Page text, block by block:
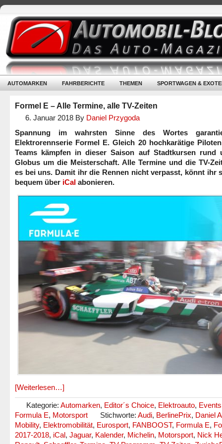
AUTOMARKEN FAHRBERICHTE THEMEN SPORTWAGEN &
Formel E – Alle Termine, alle TV-Zeiten
6. Januar 2018 By Daniel Przygoda
Spannung im wahrsten Sinne des Wortes
Elektrorennserie Formel E. Gleich 20 hochkarätige
Teams kämpfen in dieser Saison auf Stadtkursen rund
Globus um die Meisterschaft. Alle Termine und die TV-
es bei uns. Damit ihr die Rennen nicht verpasst, könnt ihr
bequem über iCal abonieren.
[Weiterlesen…]
Kategorie: Automarken, Editor´s Choice, Elektroauto, Events
Formula E, Motorsport Stichworte: Audi, BerlinePrix, Daniel
Mobility, Elektromobilität, Eurosport, FANBOOST, Formula E,
2017-2018, iCal, Jaguar, Kalender, Michelin, Motorsport, Nick